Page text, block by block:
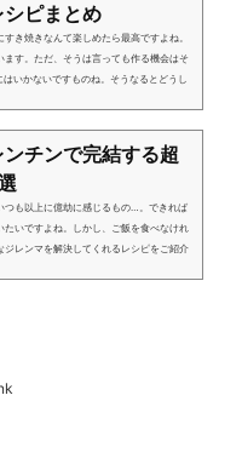
ピまとめ
き焼きなんて楽しめたら最高ですよね。
す。ただ、そうは言っても作る機会はそ
いかないですものね。そうなるとどうし
チンで完結する超
つも以上に億劫に感じるもの…。できれば
いですよね。しかし、ご飯を食べなけれ
レンマを解決してくれるレシピをご紹介